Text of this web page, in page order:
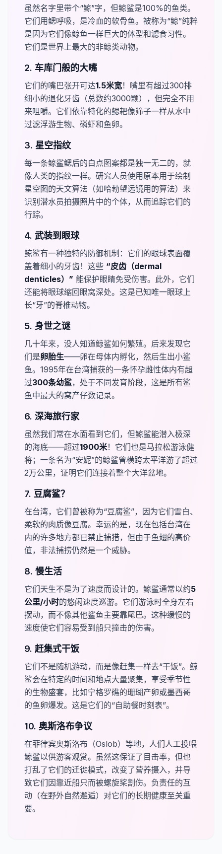
虽然名字里带个“鲸”字，但鲸鲨是100%的鱼类。
它们用鳃呼吸，是冷血的软骨鱼。被称为“鲸”纯粹
是因为它们像鲸鱼一样巨大的体型和滤食习性。
它们是世界上最大的非鲸类动物。
2. 车库门般的大嘴
它们的嘴巴张开可达​1.5米宽！嘴里有超过300排
细小的退化牙齿（总数约3000颗），但完全不用
来咀嚼。它们依靠特化的鳃耙像筛子一样从水中
过滤浮游生物、磷虾和鱼卵。
3. 星空指纹
每一条鲸鲨鳃后的白点图案都是独一无二的，就
像人类的指纹一样。研究人员使用原本用于绘制
星空图的天文算法（如哈勃望远镜用的算法）来
识别潜水员拍摄照片中的个体，从而追踪它们的
行踪。
4. 武装到眼球
鲸鲨有一种独特的防御机制：它们的眼球表面覆
盖着细小的牙齿！这些 “皮齿（dermal
denticles）” 能保护眼睛免受伤害。此外，它们
还能将眼球缩回眼窝深处。这是已知唯一眼球上
长“牙”的脊椎动物。
5. 身世之谜
几十年来，没人知道鲸鲨如何繁殖。后来发现它
们是​​卵胎生——卵在母体内孵化，然后生出小鲨
鱼。1995年在台湾捕获的一条怀孕雌性体内有超
过​300条幼鲨，处于不同发育阶段，这是所有鲨
鱼中最大的窝产仔数记录。
6. 深海旅行家
虽然我们常在水面看到它们，但鲸鲨能潜入极深
的海底——超过​1900米！它们也是马拉松游泳健
将；一条名为“安妮”的鲸鲨曾横跨太平洋游了超过
2万公里，证明它们连接着整个大洋盆地。
7. 豆腐鲨？
在台湾，它们曾被称为“豆腐鲨”，因为它们雪白、
柔软的肉质像豆腐。幸运的是，现在包括台湾在
内的许多地方都已禁止捕猎，但由于鱼翅的高价
值，非法捕捞仍然是一个威胁。
8. 慢生活
它们天生不是为了速度而设计的。鲸鲨通常以约​5
公里/小时​的悠闲速度巡游。它们游泳时全身左右
摆动，而不像其他鲨鱼主要靠尾巴。这种缓慢的
速度使它们容易受到船只撞击的伤害。
9. 赶集式干饭
它们不是随机游动，而是像赶集一样去“干饭”。鲸
鲨会在特定的时间和地点大量聚集，享受季节性
的生物盛宴，比如宁格罗礁的珊瑚产卵或墨西哥
的鱼卵爆发。这是它们的“自助餐时刻表”。
10. 奥斯洛布争议
在菲律宾奥斯洛布（Oslob）等地，人们人工投喂
鲸鲨以供游客观赏。虽然这保证了目击率，但也
打乱了它们的迁徙模式，改变了营养摄入，并导
致它们因靠近船只而被螺旋桨割伤。负责任的互
动（在野外自然邂逅）对它们的长期健康至关重
要。